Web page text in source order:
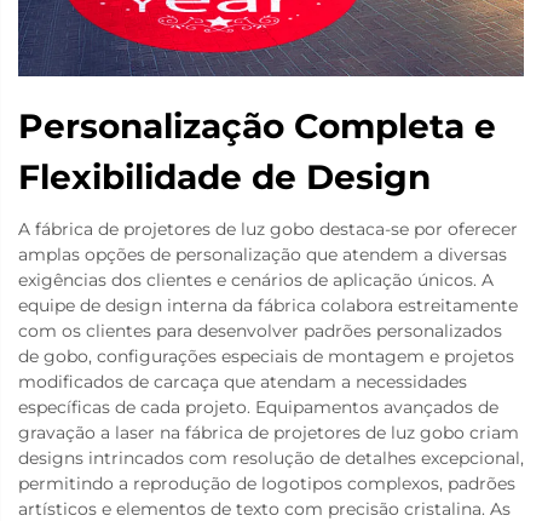
Personalização Completa e
Flexibilidade de Design
A fábrica de projetores de luz gobo destaca-se por oferecer
amplas opções de personalização que atendem a diversas
exigências dos clientes e cenários de aplicação únicos. A
equipe de design interna da fábrica colabora estreitamente
com os clientes para desenvolver padrões personalizados
de gobo, configurações especiais de montagem e projetos
modificados de carcaça que atendam a necessidades
específicas de cada projeto. Equipamentos avançados de
gravação a laser na fábrica de projetores de luz gobo criam
designs intrincados com resolução de detalhes excepcional,
permitindo a reprodução de logotipos complexos, padrões
artísticos e elementos de texto com precisão cristalina. As